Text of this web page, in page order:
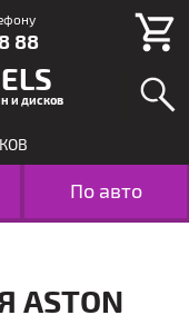
и дисков
По авто
88